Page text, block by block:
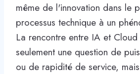
même de l'innovation dans le
processus technique à un
La rencontre entre IA et Cloud
seulement une question de
ou de rapidité de service,